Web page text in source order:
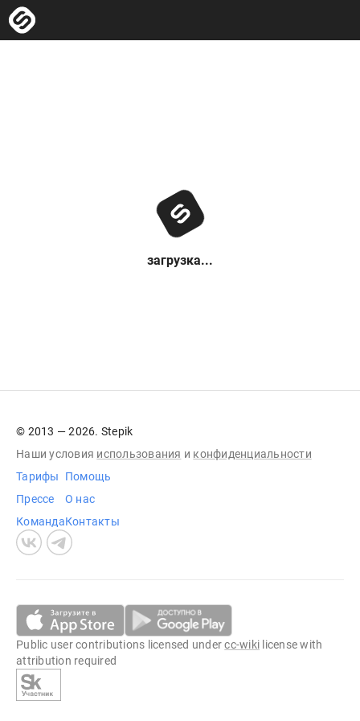
загрузка...
© 2013 — 2026. Stepik
Наши условия использования и конфиденциальности
Тарифы
Прессе
Команда
Помощь
О нас
Контакты
Public user contributions licensed undercc-wiki license with
attribution required